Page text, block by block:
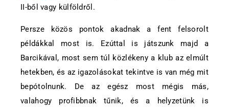
II-ből vagy külföldről.
Persze közös pontok akadnak a fent felsorolt
példákkal most is. Ezúttal is játszunk majd a
Barcikával, most sem túl közlékeny a klub az elmúlt
hetekben, és az igazolásokat tekintve is van még mit
bepótolnunk. De az egész most mégis más,
valahogy profibbnak tűnik, és a helyzetünk is